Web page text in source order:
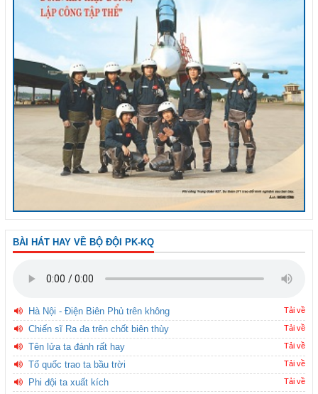
BÀI HÁT HAY VỀ BỘ ĐỘI PK-KQ
Hà Nội - Điện Biên Phủ trên không Tải về
Chiến sĩ Ra đa trên chốt biên thùy Tải về
Tên lửa ta đánh rất hay Tải về
Tổ quốc trao ta bầu trời Tải về
Phi đội ta xuất kích Tải về